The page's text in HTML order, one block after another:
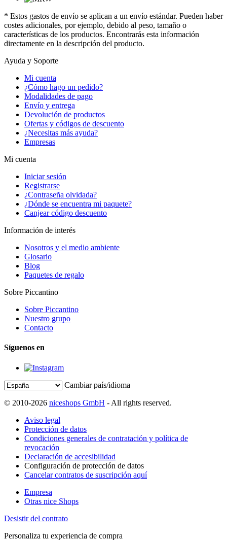
* Estos gastos de envío se aplican a un envío estándar. Pueden haber
costes adicionales, por ejemplo, debido al peso, tamaño o
características de los productos. Encontrarás esta información
directamente en la descripción del producto.
Ayuda y Soporte
Mi cuenta
¿Cómo hago un pedido?
Modalidades de pago
Envío y entrega
Devolución de productos
Ofertas y códigos de descuento
¿Necesitas más ayuda?
Empresas
Mi cuenta
Iniciar sesión
Registrarse
¿Contraseña olvidada?
¿Dónde se encuentra mi paquete?
Canjear código descuento
Información de interés
Nosotros y el medio ambiente
Glosario
Blog
Paquetes de regalo
Sobre Piccantino
Sobre Piccantino
Nuestro grupo
Contacto
Síguenos en
Cambiar país/idioma
© 2010-2026 niceshops GmbH - All rights reserved.
Aviso legal
Protección de datos
Condiciones generales de contratación y política de
revocación
Declaración de accesibilidad
Configuración de protección de datos
Cancelar contratos de suscripción aquí
Empresa
Otras nice Shops
Desistir del contrato
Personaliza tu experiencia de compra